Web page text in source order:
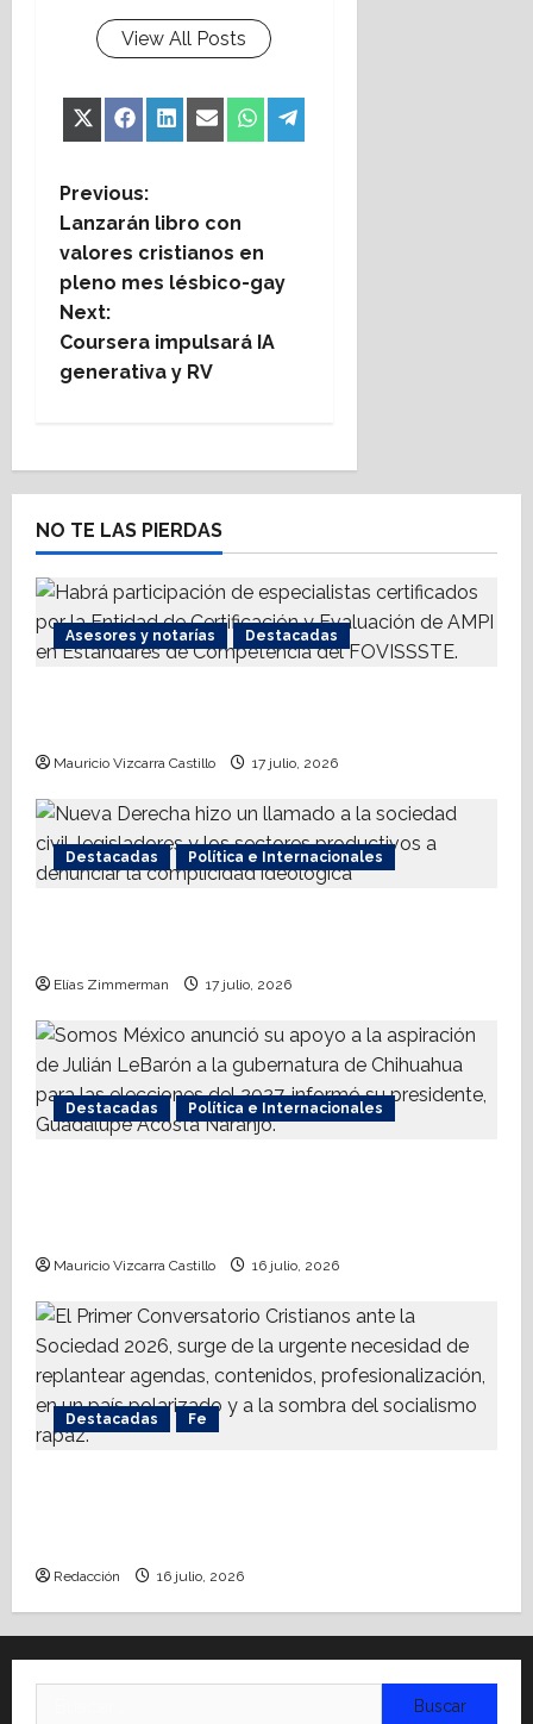
View All Posts
Share
X
Share
Facebook
Share
LinkedIn
Share
EmailShare
WhatsApp
Share
Telegram
P
o
s
t
v
i
g
a
i
o
n
Previous:
Lanzarán libro con
valores cristianos en
pleno mes lésbico-gay
Next:
Coursera impulsará IA
generativa y RV
NO TE LAS PIERDAS
Asesores y notarías Destacadas
Mauricio Vizcarra Castillo 17 julio, 2026
Destacadas Política e Internacionales
Elías Zimmerman 17 julio, 2026
Destacadas Política e Internacionales
Mauricio Vizcarra Castillo 16 julio, 2026
Destacadas Fe
Redacción 16 julio, 2026